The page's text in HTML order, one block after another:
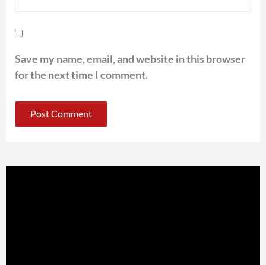
Save my name, email, and website in this browser
for the next time I comment.